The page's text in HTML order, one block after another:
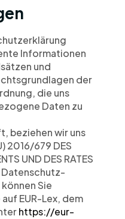
Informationen
und
der
die uns
Daten zu
beziehen wir uns
2016/679 DES
UND DES RATES
Datenschutz-
Sie
EUR-Lex, dem
https://eur-